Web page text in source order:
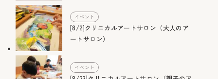
イベント
[8/2]クリニカルアートサロン（大人のア
ートサロン）
イベント